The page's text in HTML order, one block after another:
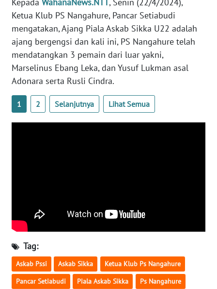
Ketua Klub PS Nangahure, Pancar Setiabudi
mengatakan, Ajang Piala Askab Sikka U22 adalah
ajang bergengsi dan kali ini, PS Nangahure telah
mendatangkan 3 pemain dari luar yakni,
Marselinus Ebang Leka, dan Yusuf Lukman asal
Adonara serta Rusli Cindra.
1 2 Selanjutnya Lihat Semua
Tag:
Askab Pssi Askab Sikka Ketua Klub Ps Nangahure
Pancar Setiabudi Piala Askab Sikka Ps Nangahure
WN
JATENG
WN
NUSANTARA
WN
JOGJA
KALBAR
WN
KALTENG
WN